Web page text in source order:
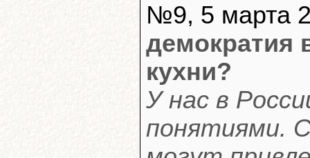
№9, 5 марта
демократия
кухни?
У нас в
понятиями.